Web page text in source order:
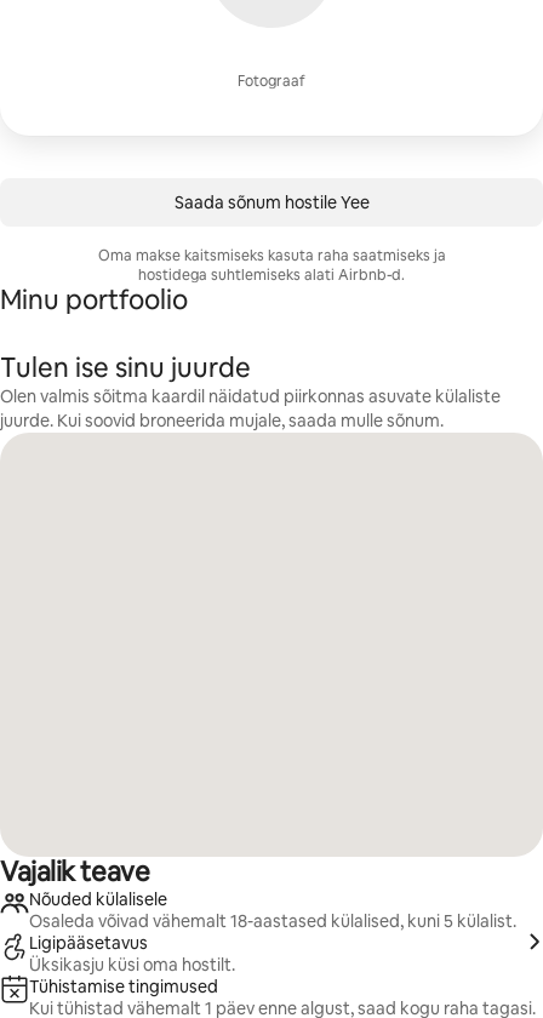
Fotograaf
Saada sõnum hostile Yee
Oma makse kaitsmiseks kasuta raha saatmiseks ja
hostidega suhtlemiseks alati Airbnb-d.
Minu portfoolio
Tulen ise sinu juurde
Olen valmis sõitma kaardil näidatud piirkonnas asuvate külaliste
juurde. Kui soovid broneerida mujale, saada mulle sõnum.
Vajalik teave
Nõuded külalisele
Osaleda võivad vähemalt 18-aastased külalised, kuni 5 külalist.
Ligipääsetavus
Üksikasju küsi oma hostilt.
Tühistamise tingimused
Kui tühistad vähemalt 1 päev enne algust, saad kogu raha tagasi.